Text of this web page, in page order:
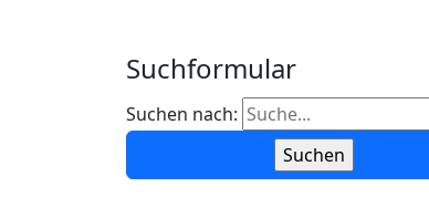
Suchformular
Suchen nach: